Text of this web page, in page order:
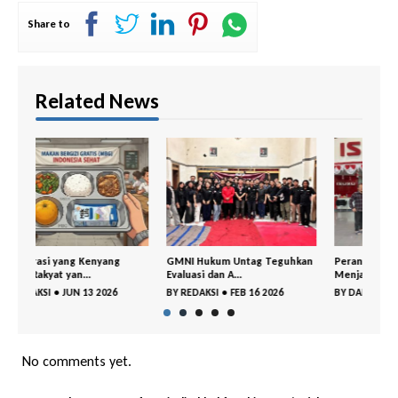
Share to
Related News
GMNI Hukum Untag Teguhkan
Evaluasi dan A...
BYREDAKSI •FEB 16 2026
Peran Divisi Legal dalam
Menjaga Kepasti...
BYDANIEL YULIUS CAESAR
No comments yet.